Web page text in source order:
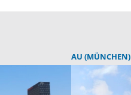
AU (MÜNCHEN)